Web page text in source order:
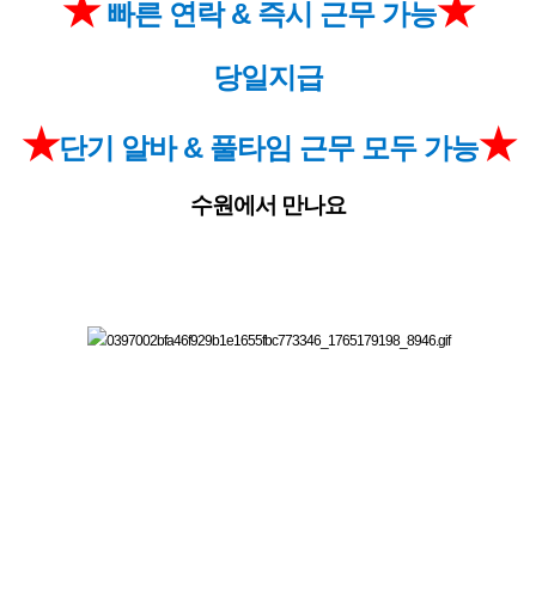
★빠른 연락 & 즉시 근무 가능★
당일지급
★단기 알바 & 풀타임 근무 모두 가능★
수원에서 만나요